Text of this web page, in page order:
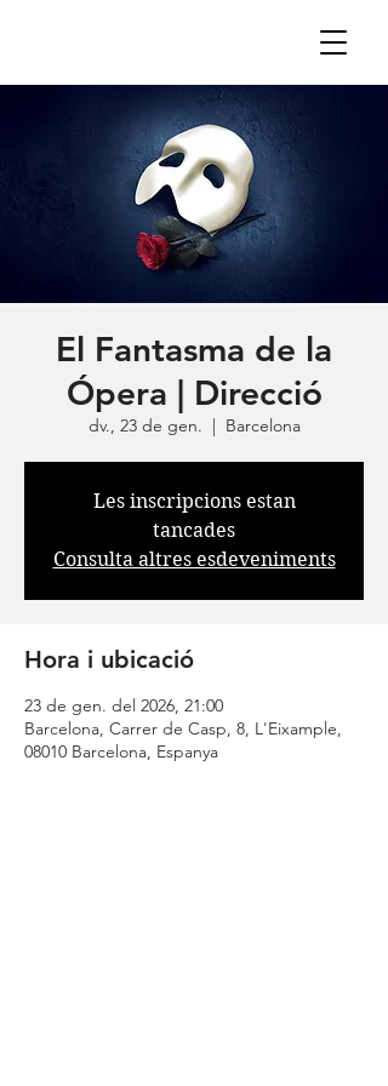
El Fantasma de la
Ópera | Direcció
dv., 23 de gen.
  |
Barcelona
Les inscripcions estan
tancades
Consulta altres esdeveniments
Hora i ubicació
23 de gen. del 2026, 21:00
Barcelona, Carrer de Casp, 8, L'Eixample,
08010 Barcelona, Espanya